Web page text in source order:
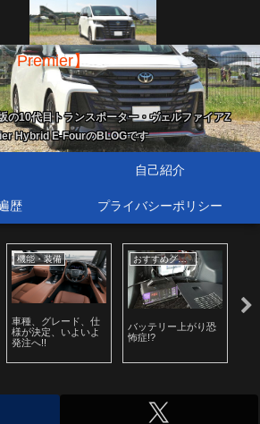
ポーター【40系ヴェルファイア Z
Premier】
の10代目トランスポーター・ヴェルファイアZ
Hybrid E-FourのBLOGです
自己紹介
歴 プライバシーポリシー
機能・装備
車種、グレード、仕
様が決定、いよいよ
発注へ!!
おすすめグッズ
バッテリー上がり恐
怖症!?